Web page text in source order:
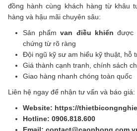
đồng hành cùng khách hàng từ khâu
hàng và hậu mãi chuyên sâu:
Sản phẩmvan điều khiển được
chứng từ rõ ràng
Đội ngũ kỹ sư am hiểu kỹ thuật, hỗ
Giá thành cạnh tranh, chính sách
Giao hàng nhanh chóng toàn quốc
Liên hệ ngay để nhận tư vấn và báo giá:
Website: https://
Hotline: 0906.818.600